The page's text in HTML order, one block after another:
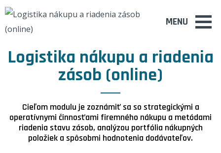
MENU
Logistika nákupu a riadenia
zásob (online)
Cieľom modulu je zoznámiť sa so strategickými a
operatívnymi činnosťami firemného nákupu a metódami
riadenia stavu zásob, analýzou portfólia nákupných
položiek a spôsobmi hodnotenia dodávateľov.